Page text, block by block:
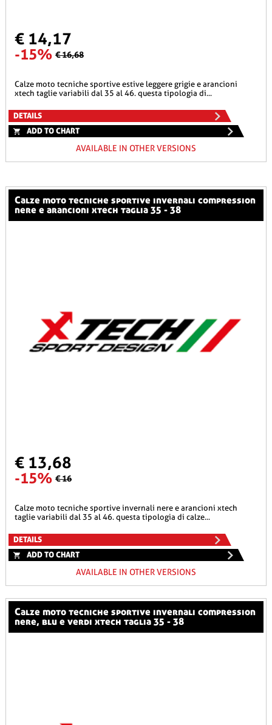
€ 14,17
-15% € 16,68
calze moto tecniche sportive estive leggere grigie e arancioni
xtech taglie variabili dal 35 al 46. questa tipologia di...
DETAILS
ADD TO CHART
AVAILABLE IN OTHER VERSIONS
calze moto tecniche sportive invernali compression
nere e arancioni xtech taglia 35 - 38
€ 13,68
-15% € 16
calze moto tecniche sportive invernali nere e arancioni xtech
taglie variabili dal 35 al 46. questa tipologia di calze...
DETAILS
ADD TO CHART
AVAILABLE IN OTHER VERSIONS
calze moto tecniche sportive invernali compression
nere, blu e verdi xtech taglia 35 - 38